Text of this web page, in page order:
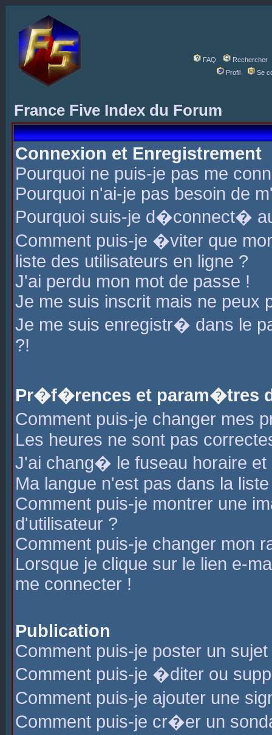
FAQ
Rechercher
Profil
Se
France Five Index du Forum
Connexion et Enregistrement
Pourquoi ne puis-je pas me
Pourquoi n'ai-je pas besoin de
Pourquoi suis-je d�connect�
Comment puis-je �viter que
liste des utilisateurs en ligne ?
J'ai perdu mon mot de passe !
Je me suis inscrit mais ne peux
Je me suis enregistr� dans le
?!
Pr�f�rences et param�tres
Comment puis-je changer mes
Les heures ne sont pas
J'ai chang� le fuseau horaire
Ma langue n'est pas dans la
Comment puis-je montrer une
d'utilisateur ?
Comment puis-je changer mon
Lorsque je clique sur le lien e-
me connecter !
Publication
Comment puis-je poster un
Comment puis-je �diter ou
Comment puis-je ajouter une
Comment puis-je cr�er un